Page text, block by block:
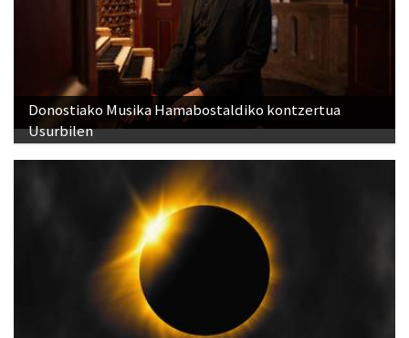
Donostiako Musika Hamabostaldiko kontzertua
Usurbilen